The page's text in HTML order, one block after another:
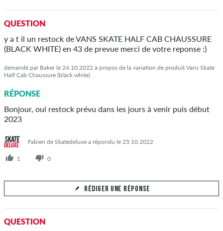
Répondez à la question de Nico ici
QUESTION
y a t il un restock de VANS SKATE HALF CAB CHAUSSURE
(BLACK WHITE) en 43 de prevue merci de votre reponse :)
demandé par Baker le 24.10.2022 à propos de la variation de produit Vans Skate
Half Cab Chaussure (black white)
RÉPONSE
Bonjour, oui restock prévu dans les jours à venir puis début
2023
Fabien de Skatedeluxe a répondu le 25.10.2022
1 0
RÉDIGER UNE RÉPONSE
Votre réponse
Répondez à la question de Baker ici
QUESTION